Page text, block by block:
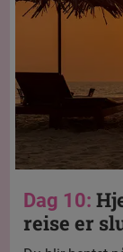
Dag 10:
reise er